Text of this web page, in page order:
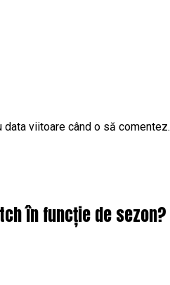
viitoare când o să comentez.
în funcție de sezon?